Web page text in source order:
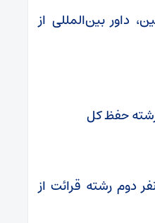
داور بین‌المللی از
حفظ کل
دوم رشته قرائت از